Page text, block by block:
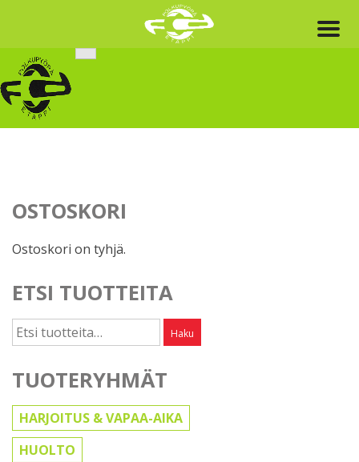
content
OSTOSKORI
Ostoskori on tyhjä.
ETSI TUOTTEITA
Etsi: Haku
TUOTERYHMÄT
HARJOITUS & VAPAA-AIKA
HUOLTO